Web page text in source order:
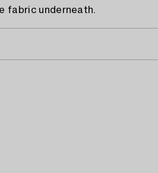
fabric underneath.